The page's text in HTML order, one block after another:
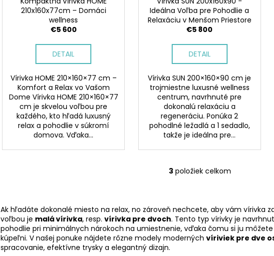
210x160x77cm – Domáci
wellness
€5 600
DETAIL
Vírivka HOME 210×160×77 cm –
Komfort a Relax vo Vašom
Dome Vírivka HOME 210×160×77
cm je skvelou voľbou pre
každého, kto hľadá luxusný
relax a pohodlie v súkromí
domova. Vďaka...
Ideálna Voľba pre Pohodlie a
Relaxáciu v Menšom Priestore
€5 800
DETAIL
Vírivka SUN 200×160×90 cm je
trojmiestne luxusné wellness
centrum, navrhnuté pre
dokonalú relaxáciu a
regeneráciu. Ponúka 2
pohodlné ležadlá a 1 sedadlo,
takže je ideálna pre...
O
á
d
a
c
3položiek celkom
Ak hľadáte dokonalé miesto na relax, no zároveň nechcete, aby vám vírivka
voľbou je malá vírivka, resp. vírivka pre dvoch. Tento typ vírivky je
pohodlie pri minimálnych nárokoch na umiestnenie, vďaka čomu si ju
kúpeľni. V našej ponuke nájdete rôzne modely moderných víriviek pre dve
spracovanie, efektívne trysky a elegantný dizajn.